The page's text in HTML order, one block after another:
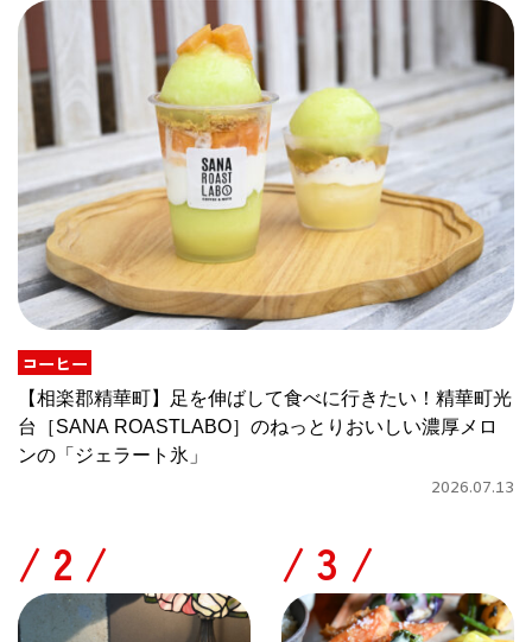
コーヒー
【相楽郡精華町】足を伸ばして食べに行きたい！精華町光
台［SANA ROASTLABO］のねっとりおいしい濃厚メロ
ンの「ジェラート氷」
2026.07.13
/ /